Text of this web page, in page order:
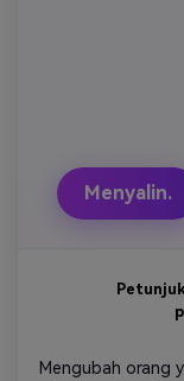
gelap yang
Menyalin.
Mengubah orang